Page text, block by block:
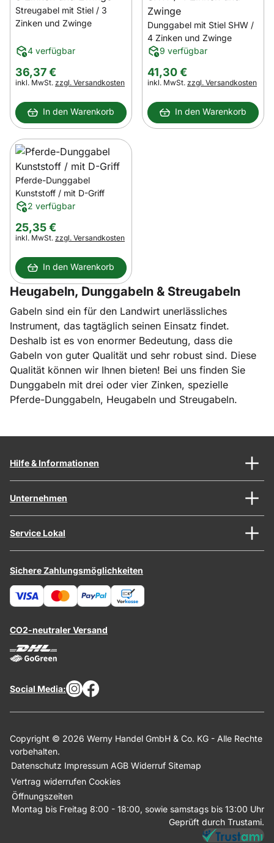
Streugabel mit Stiel / 3
Zinken und Zwinge
4 verfügbar
36,37€
Steuerhinweis:
inkl. MwSt. zzgl. Versandkosten
In den Warenkorb
Dunggabel mit Stiel SHW /
4 Zinken und Zwinge
9 verfügbar
41,30€
Steuerhinweis:
inkl. MwSt. zzgl. Versandkosten
In den Warenkorb
Pferde-Dunggabel
Kunststoff / mit D-Griff
2 verfügbar
25,35€
Steuerhinweis:
inkl. MwSt. zzgl. Versandkosten
In den Warenkorb
Heugabeln, Dunggabeln & Streugabeln
Gabeln sind ein für den Landwirt unerlässliches
Instrument, das tagtäglich seinen Einsatz findet.
Deshalb ist es von enormer Bedeutung, dass die
Gabeln von guter Qualität und sehr robust sind. Diese
Qualität können wir Ihnen bieten! Bei uns finden Sie
Dunggabeln mit drei oder vier Zinken, spezielle
Pferde-Dunggabeln, Heugabeln und Streugabeln.
Hilfe & Informationen
Unternehmen
Service Lokal
Sichere Zahlungsmöglichkeiten
CO2-neutraler Versand
Social Media:
Copyright © 2026 Werny Handel GmbH & Co. KG - Alle Rechte
vorbehalten.
Datenschutz Impressum AGB Widerruf Sitemap
Vertrag widerrufen Cookies
Öffnungszeiten
Montag bis Freitag 8:00 - 18:00, sowie samstags bis 13:00 Uhr
Geprüft durch Trustami.